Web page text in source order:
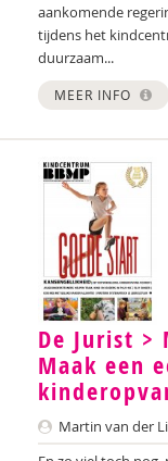
Jeroen Paas
Sabine
Janneke
Helmie van
Anja de Rooij
Gijs van
Frank
Lida Schepers
Wilma
aankomende
tijdens het
duurzaam...
MEER INFO
De Jurist >
Maak een
Martin van der